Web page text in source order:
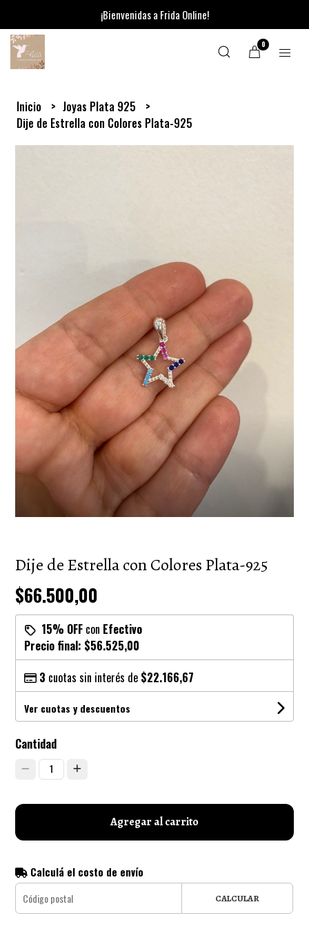
¡Bienvenidas a Frida Online!
0
Inicio
Joyas Plata 925
Dije de Estrella con Colores Plata-925
Dije de Estrella con Colores Plata-925
$66.500,00
15% OFF con Efectivo
Precio final: $56.525,00
3 cuotas sin interés de $22.166,67
Ver cuotas y descuentos
Cantidad
1
Agregar al carrito
Calculá el costo de envío
CALCULAR